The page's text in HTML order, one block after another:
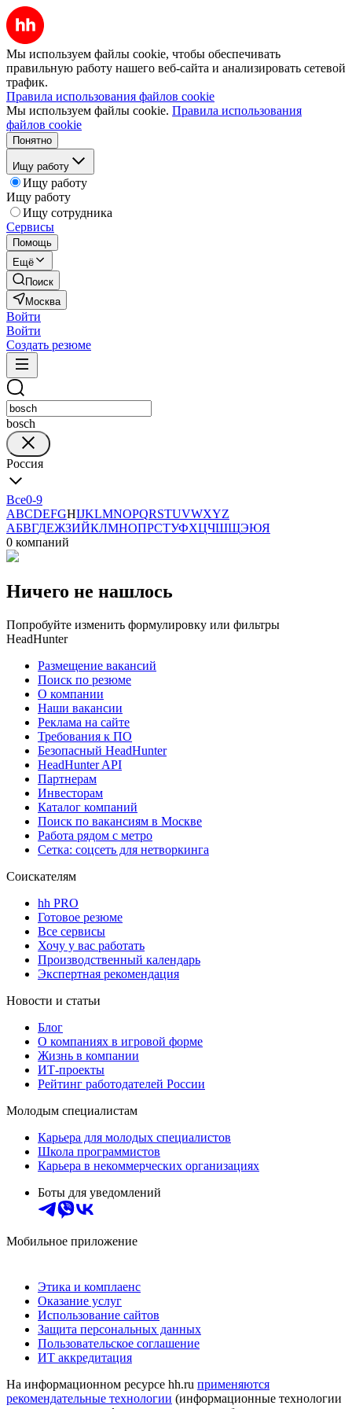
Мы используем файлы cookie, чтобы обеспечивать
правильную работу нашего веб-сайта и анализировать сетевой
трафик.
Правила использования файлов cookie
Мы используем файлы cookie. Правила использования
файлов cookie
Понятно
Ищу работу
Ищу работу
Ищу работу
Ищу сотрудника
Сервисы
Помощь
Ещё
Поиск
Москва
Войти
Войти
Создать резюме
bosch
Россия
Все0-9
ABCDEFGHIJKLMNOPQRSTUVWXYZ
АБВГДЕЖЗИЙКЛМНОПРСТУФХЦЧШЩЭЮЯ
0 компаний
Ничего не нашлось
Попробуйте изменить формулировку или фильтры
HeadHunter
Размещение вакансий
Поиск по резюме
О компании
Наши вакансии
Реклама на сайте
Требования к ПО
Безопасный HeadHunter
HeadHunter API
Партнерам
Инвесторам
Каталог компаний
Поиск по вакансиям в Москве
Работа рядом с метро
Сетка: соцсеть для нетворкинга
Соискателям
hh PRO
Готовое резюме
Все сервисы
Хочу у вас работать
Производственный календарь
Экспертная рекомендация
Новости и статьи
Блог
О компаниях в игровой форме
Жизнь в компании
ИТ-проекты
Рейтинг работодателей России
Молодым специалистам
Карьера для молодых специалистов
Школа программистов
Карьера в некоммерческих организациях
Боты для уведомлений
Мобильное приложение
Этика и комплаенс
Оказание услуг
Использование сайтов
Защита персональных данных
Пользовательское соглашение
ИТ аккредитация
На информационном ресурсе hh.ru применяются
рекомендательные технологии (информационные технологии